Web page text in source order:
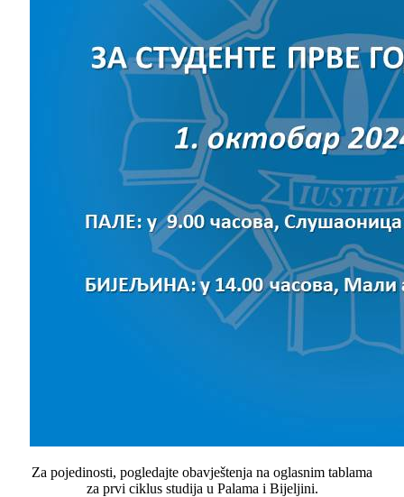
Za pojedinosti, pogledajte obavještenja na oglasnim tablama
za prvi ciklus studija u Palama i Bijeljini.